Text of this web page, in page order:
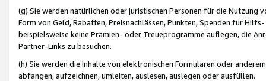
(g) Sie werden natürlichen oder juristischen Personen für die Nutzung
Form von Geld, Rabatten, Preisnachlässen, Punkten, Spenden für
beispielsweise keine Prämien- oder Treueprogramme auflegen, die
Partner-Links zu besuchen.
(h) Sie werden die Inhalte von elektronischen Formularen oder
abfangen, aufzeichnen, umleiten, auslesen, auslegen oder ausfüllen.